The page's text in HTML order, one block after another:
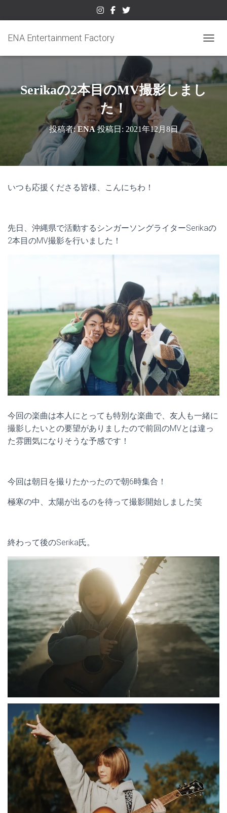
ENA Entertainment Factory
Serikaの2本目のMV撮影しまし
た！
投稿者:ENA投稿日: 2021年12月8日
いつも応援くださる皆様、こんにちわ！
先日、沖縄県で活動するシンガーソングライターSerikaの
2本目のMV撮影を行いました！
今回の楽曲は本人にとっても特別な楽曲で、友人も一緒に
撮影したいとの要望がありましたので前回のMVとは違っ
た雰囲気になりそうな予感です！
今回は朝日を撮りたかったので朝6時集合！
極寒の中、太陽が出るのを待って撮影開始しました笑
終わって後のSerika氏。